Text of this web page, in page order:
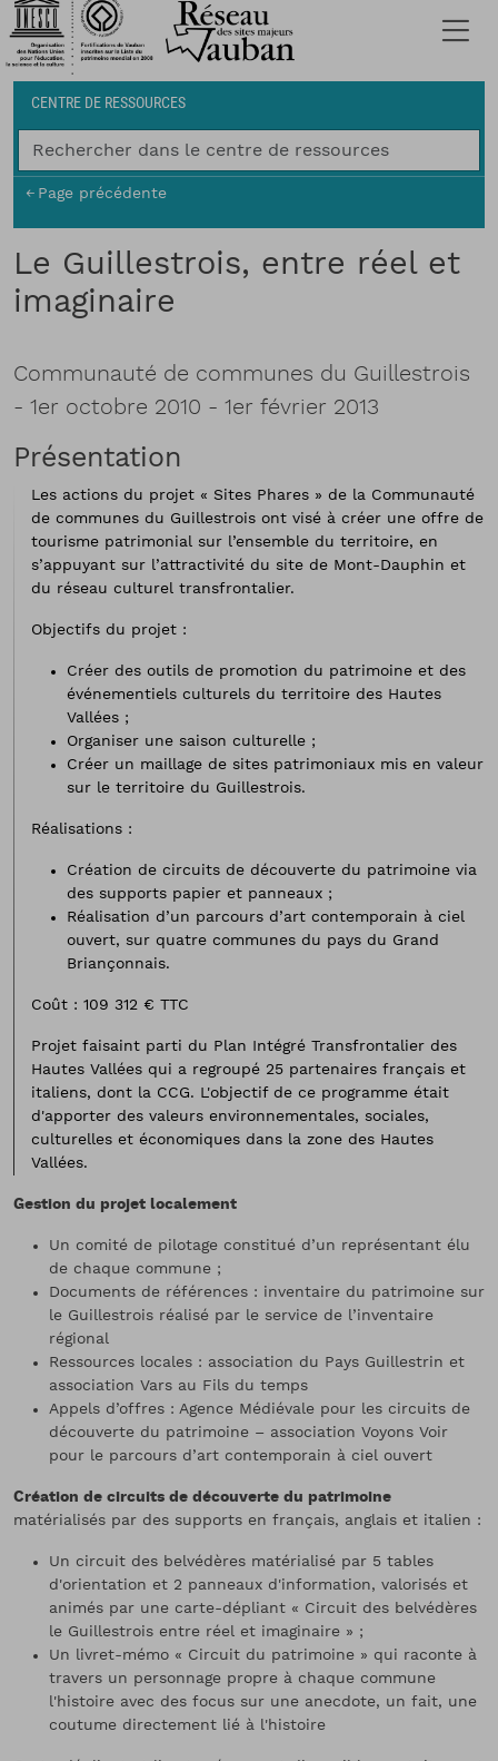
Fil d'Ariane
CENTRE DE RESSOURCES
Page précédente
Le Guillestrois, entre réel et
imaginaire
Communauté de communes du Guillestrois
- 1er octobre 2010 - 1er février 2013
Présentation
Les actions du projet « Sites Phares » de la Communauté
de communes du Guillestrois ont visé à créer une offre de
tourisme patrimonial sur l’ensemble du territoire, en
s’appuyant sur l’attractivité du site de Mont-Dauphin et
du réseau culturel transfrontalier.
Objectifs du projet :
Créer des outils de promotion du patrimoine et des
événementiels culturels du territoire des Hautes
Vallées ;
Organiser une saison culturelle ;
Créer un maillage de sites patrimoniaux mis en valeur
sur le territoire du Guillestrois.
Réalisations :
Création de circuits de découverte du patrimoine via
des supports papier et panneaux ;
Réalisation d’un parcours d’art contemporain à ciel
ouvert, sur quatre communes du pays du Grand
Briançonnais.
Coût : 109 312 € TTC
Projet faisaint parti du Plan Intégré Transfrontalier des
Hautes Vallées qui a regroupé 25 partenaires français et
italiens, dont la CCG. L'objectif de ce programme était
d'apporter des valeurs environnementales, sociales,
culturelles et économiques dans la zone des Hautes
Vallées.
Gestion du projet localement
Un comité de pilotage constitué d’un représentant élu
de chaque commune ;
Documents de références : inventaire du patrimoine sur
le Guillestrois réalisé par le service de l’inventaire
régional
Ressources locales : association du Pays Guillestrin et
association Vars au Fils du temps
Appels d’offres : Agence Médiévale pour les circuits de
découverte du patrimoine – association Voyons Voir
pour le parcours d’art contemporain à ciel ouvert
Création de circuits de découverte du patrimoine
matérialisés par des supports en français, anglais et italien :
Un circuit des belvédères matérialisé par 5 tables
d'orientation et 2 panneaux d'information, valorisés et
animés par une carte-dépliant « Circuit des belvédères
le Guillestrois entre réel et imaginaire » ;
Un livret-mémo « Circuit du patrimoine » qui raconte à
travers un personnage propre à chaque commune
l'histoire avec des focus sur une anecdote, un fait, une
coutume directement lié à l'histoire